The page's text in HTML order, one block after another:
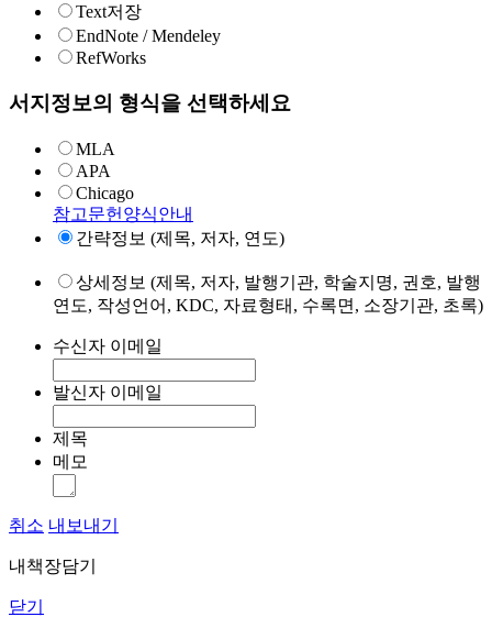
Text저장
EndNote / Mendeley
RefWorks
서지정보의 형식을 선택하세요
MLA
APA
Chicago
참고문헌양식안내
간략정보 (제목, 저자, 연도)
상세정보 (제목, 저자, 발행기관, 학술지명, 권호, 발행
연도, 작성언어, KDC, 자료형태, 수록면, 소장기관, 초록)
수신자 이메일
발신자 이메일
제목
메모
취소 내보내기
내책장담기
닫기